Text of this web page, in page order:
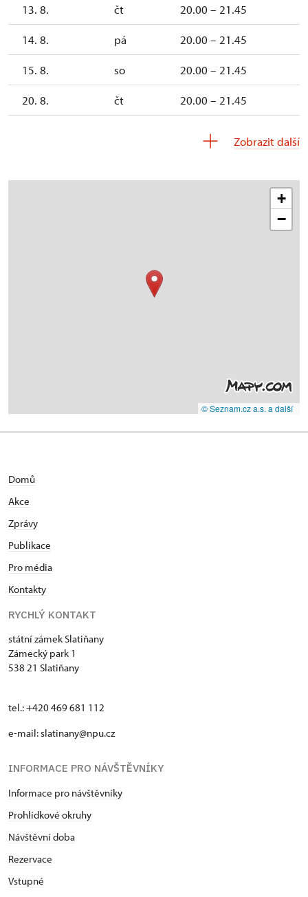
13. 8. čt 20.00 – 21.45
14. 8. pá 20.00 – 21.45
15. 8. so 20.00 – 21.45
20. 8. čt 20.00 – 21.45
20.30 – 22.15
Zobrazit další
+
−
© Seznam.cz a.s. a další
Domů
Akce
Zprávy
Publikace
Pro média
Kontakty
RYCHLÝ KONTAKT
státní zámek Slatiňany
Zámecký park 1
538 21 Slatiňany
tel.: +420 469 681 112
e-mail: slatinany@npu.cz
INFORMACE PRO NÁVŠTĚVNÍKY
Informace pro návštěvníky
Prohlídkové okruhy
Návštěvní doba
Rezervace
Vstupné